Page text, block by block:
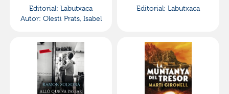
Editorial: Labutxaca
Autor: Olesti Prats, Isabel
Editorial: Labutxaca